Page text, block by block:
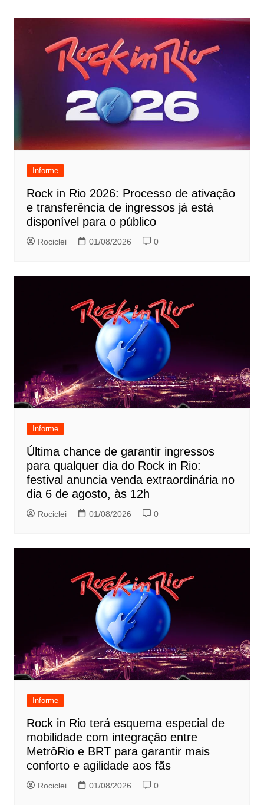
Informe
Rock in Rio 2026: Processo de ativação
e transferência de ingressos já está
disponível para o público
Rociclei 01/08/2026 0
Informe
Última chance de garantir ingressos
para qualquer dia do Rock in Rio:
festival anuncia venda extraordinária no
dia 6 de agosto, às 12h
Rociclei 01/08/2026 0
Informe
Rock in Rio terá esquema especial de
mobilidade com integração entre
MetrôRio e BRT para garantir mais
conforto e agilidade aos fãs
Rociclei 01/08/2026 0